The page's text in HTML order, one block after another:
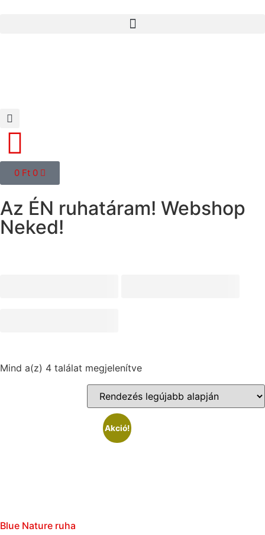
0 Ft 0
Az ÉN ruhatáram! Webshop
Neked!
Mind a(z) 4 találat megjelenítve
Akció!
Blue Nature ruha